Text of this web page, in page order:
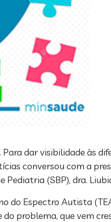
dar visibilidade às
conversou com a
(SBP), dra.
do Espectro Autista
problema, que vem